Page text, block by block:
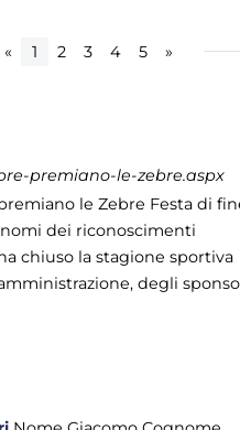
« 1 2 3 4 5 »
premiano-le-zebre.aspx
le Zebre Festa di
dei riconoscimenti
chiuso la stagione sportiva
degli